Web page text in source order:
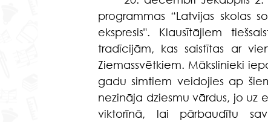
programmas “Latvijas skolas
ekspresis". Klausītājiem
tradīcijām, kas saistītas ar
Ziemassvētkiem. Mākslinieki
gadu simtiem veidojies ap
nezināja dziesmu vārdus, jo uz
viktorīnā, lai pārbaudītu